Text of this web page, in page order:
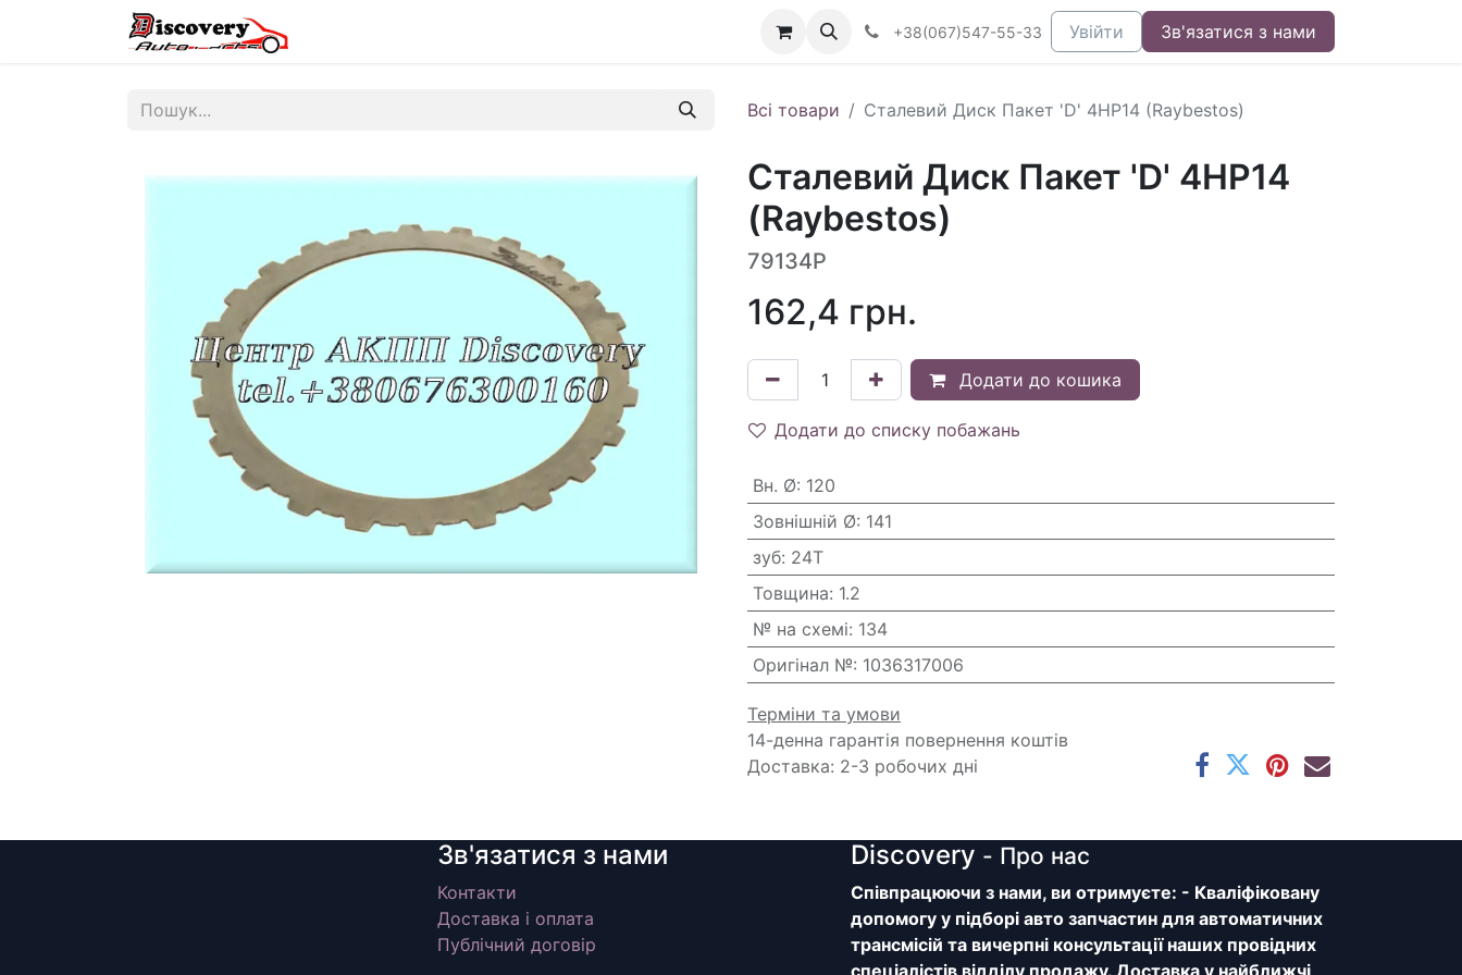
+38(067)547-55-33 Увійти Зв'язатися з нами
Всі товари Сталевий Диск Пакет 'D' 4HP14 (Raybestos)
Сталевий Диск Пакет 'D' 4HP14
(Raybestos)
79134P
162,4 грн.
Додати до кошика
Додати до списку побажань
Вн. Ø: 120
Зовнішній Ø: 141
зуб: 24T
Товщина: 1.2
№ на схемі: 134
Оригінал №: 1036317006
Терміни та умови
14-денна гарантія повернення коштів
Доставка: 2-3 робочих дні
Зв'язатися з нами
Контакти
Доставка і оплата
Публічний договір
Discovery - Про нас
Співпрацюючи з нами, ви отримуєте: - Кваліфіковану
допомогу у підборі авто запчастин для автоматичних
трансмісій та вичерпні консультації наших провідних
спеціалістів відділу продажу. Доставка у найближчі